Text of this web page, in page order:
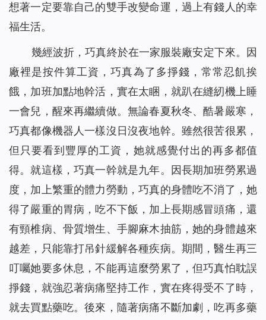
想著一定要靠自己的雙手改變命運，過上有錢人的幸
福生活。
幾經波折，巧真終於在一家服裝廠安定下來。因
廠裡是按件算工資，巧真為了多掙錢，常常忍飢挨
餓，加班加點地幹活，實在太睏，就趴在縫紉機上睡
一會兒，醒來再繼續做。無論春夏秋冬、酷暑嚴寒，
巧真都像機器人一樣沒日沒夜地幹。雖然很苦很累，
但只要看到豐厚的工資，她就感覺付出的再多都值
得。就這樣，巧真一幹就是九年。因長期加班勞累過
度，加上繁重的體力勞動，巧真的身體吃不消了，她
得了嚴重的胃病，吃不下飯，加上長期感冒頭痛，還
有頸椎病、骨質增生、手腳麻木抽筋，她的身體越來
越差，只能靠打吊針緩解各種疾病。期間，醫生再三
叮囑她要多休息，不能再這麼勞累了，但巧真怕耽誤
掙錢，就強忍著病痛堅持工作，實在疼得受不了時，
就去買點藥吃。後來，隨著病痛不斷加劇，吃再多藥